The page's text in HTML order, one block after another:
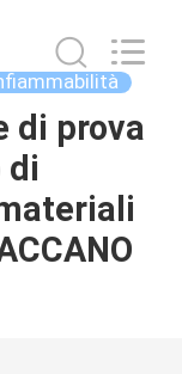
di prova
di